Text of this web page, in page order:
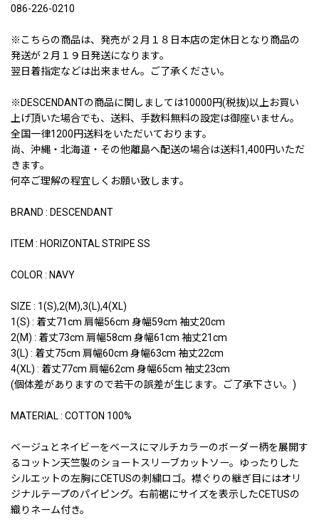
086-226-0210
※こちらの商品は、発売が２月１８日本店の定休日となり商品の
発送が２月１９日発送になります。
翌日着指定などは出来ません。ご了承ください。
※DESCENDANTの商品に関しましては10000円(税抜)以上お買い
上げ頂いた場合でも、送料、手数料無料の設定は御座いません。
全国一律1200円送料をいただいております。
尚、沖縄・北海道・その他離島へ配送の場合は送料1,400円いただ
きます。
何卒ご理解の程宜しくお願い致します。
BRAND : DESCENDANT
ITEM : HORIZONTAL STRIPE SS
COLOR : NAVY
SIZE : 1(S),2(M),3(L),4(XL)
1(S) : 着丈71cm 肩幅56cm 身幅59cm 袖丈20cm
2(M) : 着丈73cm 肩幅58cm 身幅61cm 袖丈21cm
3(L) : 着丈75cm 肩幅60cm 身幅63cm 袖丈22cm
4(XL) : 着丈77cm 肩幅62cm 身幅65cm 袖丈23cm
(個体差がありますので若干の誤差が生じます。ご了承下さい。)
MATERIAL : COTTON 100%
ベージュとネイビーをベースにマルチカラーのボーダー柄を展開す
るコットン天竺製のショートスリーブカットソー。ゆったりした
シルエットの左胸にCETUSの刺繍ロゴ。襟ぐりの継ぎ目にはオリ
ジナルテープのパイピング。右前裾にサイズを表示したCETUSの
織りネーム付き。